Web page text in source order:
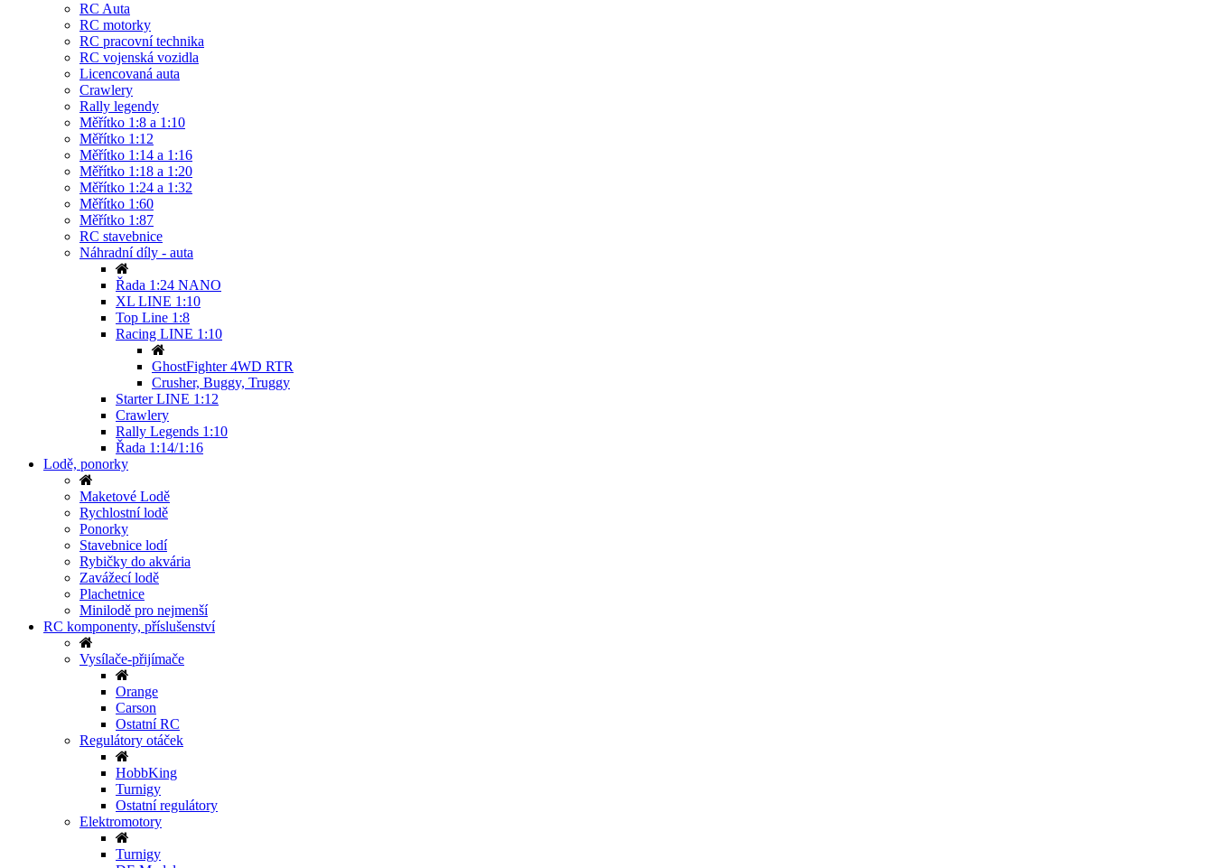
RC Auta
RC motorky
RC pracovní technika
RC vojenská vozidla
Licencovaná auta
Crawlery
Rally legendy
Měřítko 1:8 a 1:10
Měřítko 1:12
Měřítko 1:14 a 1:16
Měřítko 1:18 a 1:20
Měřítko 1:24 a 1:32
Měřítko 1:60
Měřítko 1:87
RC stavebnice
Náhradní díly - auta
Řada 1:24 NANO
XL LINE 1:10
Top Line 1:8
Racing LINE 1:10
GhostFighter 4WD RTR
Crusher, Buggy, Truggy
Starter LINE 1:12
Crawlery
Rally Legends 1:10
Řada 1:14/1:16
Lodě, ponorky
Maketové Lodě
Rychlostní lodě
Ponorky
Stavebnice lodí
Rybičky do akvária
Zavážecí lodě
Plachetnice
Minilodě pro nejmenší
RC komponenty, příslušenství
Vysílače-přijímače
Orange
Carson
Ostatní RC
Regulátory otáček
HobbKing
Turnigy
Ostatní regulátory
Elektromotory
Turnigy